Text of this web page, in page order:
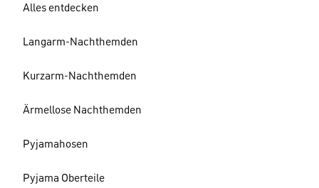
Alles entdecken
Langarm-Nachthemden
Kurzarm-Nachthemden
Ärmellose Nachthemden
Pyjamahosen
Pyjama Oberteile